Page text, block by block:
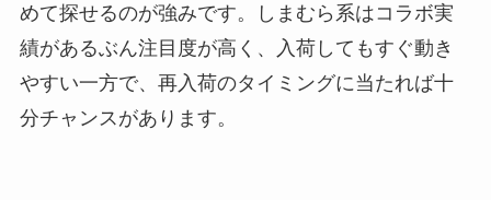
めて探せるのが強みです。しまむら系はコラボ実
績があるぶん注目度が高く、入荷してもすぐ動き
やすい一方で、再入荷のタイミングに当たれば十
分チャンスがあります。